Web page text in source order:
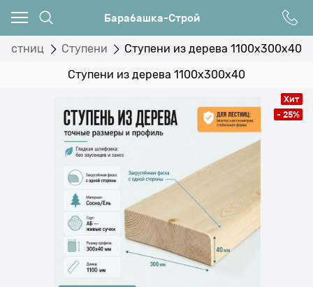
Барабашка-Строй
Ступени Ступени из дерева 1100x300x40
Ступени из дерева 1100x300x40
Хит
- 25%